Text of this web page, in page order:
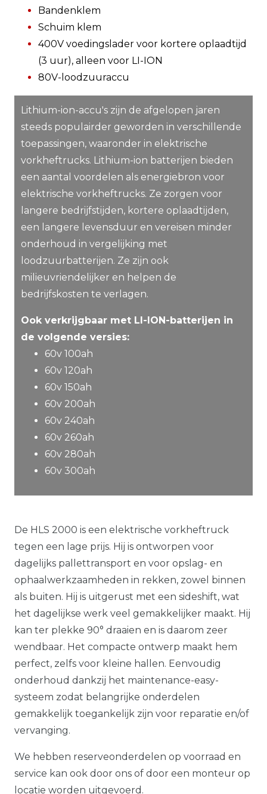
Bandenklem
Schuim klem
400V voedingslader voor kortere oplaadtijd
(3 uur), alleen voor LI-ION
80V-loodzuuraccu
Lithium-ion-accu's zijn de afgelopen jaren
steeds populairder geworden in verschillende
toepassingen, waaronder in elektrische
vorkheftrucks. Lithium-ion batterijen bieden
een aantal voordelen als energiebron voor
elektrische vorkheftrucks. Ze zorgen voor
langere bedrijfstijden, kortere oplaadtijden,
een langere levensduur en vereisen minder
onderhoud in vergelijking met
loodzuurbatterijen. Ze zijn ook
milieuvriendelijker en helpen de
bedrijfskosten te verlagen.
Ook verkrijgbaar met LI-ION-batterijen in
de volgende versies:
60v 100ah
60v 120ah
60v 150ah
60v 200ah
60v 240ah
60v 260ah
60v 280ah
60v 300ah
De HLS 2000 is een elektrische vorkheftruck
tegen een lage prijs. Hij is ontworpen voor
dagelijks pallettransport en voor opslag- en
ophaalwerkzaamheden in rekken, zowel binnen
als buiten. Hij is uitgerust met een sideshift, wat
het dagelijkse werk veel gemakkelijker maakt. Hij
kan ter plekke 90° draaien en is daarom zeer
wendbaar. Het compacte ontwerp maakt hem
perfect, zelfs voor kleine hallen. Eenvoudig
onderhoud dankzij het maintenance-easy-
systeem zodat belangrijke onderdelen
gemakkelijk toegankelijk zijn voor reparatie en/of
vervanging.
We hebben reserveonderdelen op voorraad en
service kan ook door ons of door een monteur op
locatie worden uitgevoerd.